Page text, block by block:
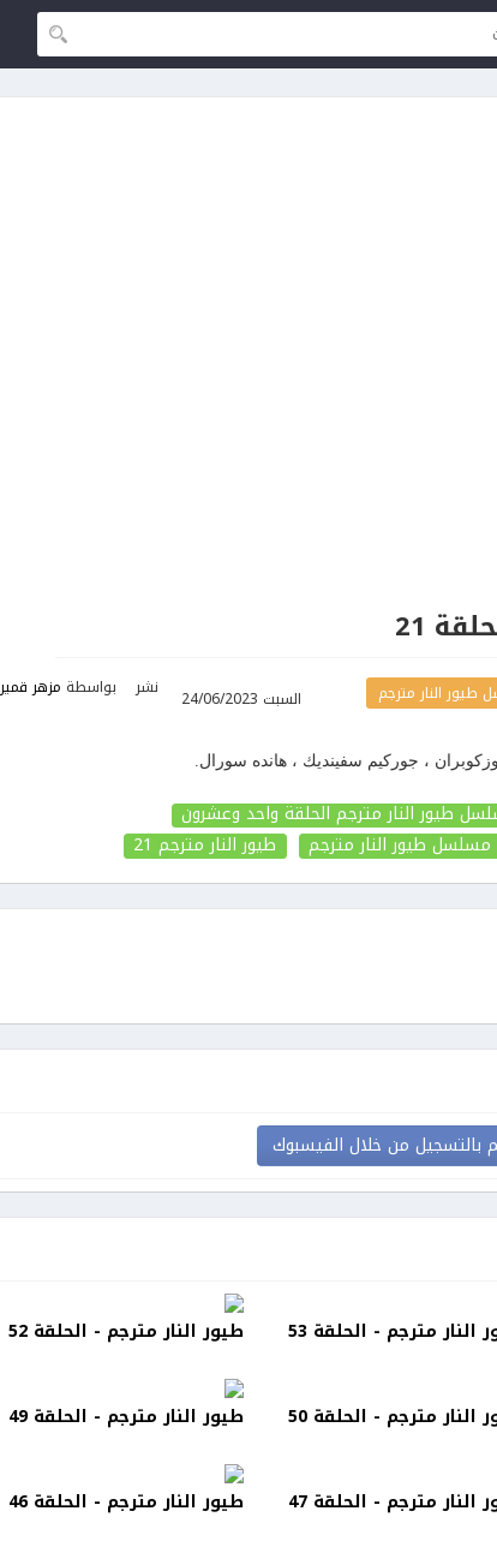
21
النار مترجم نشر السبت 24/06/2023 بواسطة مزهر قمير
، جوركيم سفينديك ، هانده سورال.
طيور النار مترجم الحلقة واحد وعشرون
مسلسل طيور النار مترجم طيور النار مترجم 21
بالتسجيل من خلال الفيسبوك
النار مترجم - الحلقة 53 طيور النار مترجم - الحلقة 52
النار مترجم - الحلقة 50 طيور النار مترجم - الحلقة 49
النار مترجم - الحلقة 47 طيور النار مترجم - الحلقة 46